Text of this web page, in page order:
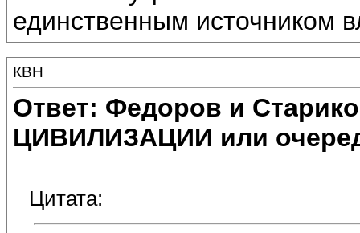
единственным источником
КВН
Ответ: Федоров и
ЦИВИЛИЗАЦИИ или
Цитата: